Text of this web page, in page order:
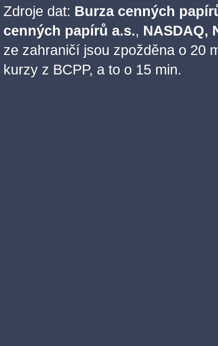
Zdroje dat: Burza cenných
cenných papírů a.s., NASDAQ,
ze zahraničí jsou zpožděna o 20
kurzy z BCPP, a to o 15 min.